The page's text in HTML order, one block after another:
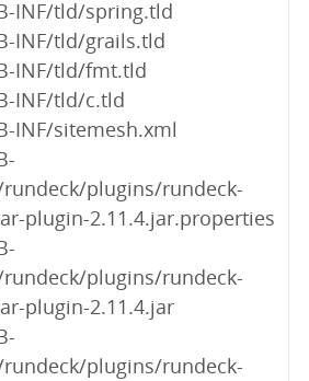
INF/tld/spring.tld
INF/tld/grails.tld
INF/tld/fmt.tld
INF/tld/c.tld
INF/sitemesh.xml
rundeck/plugins/rundeck-
plugin-2.11.4.jar.properties
rundeck/plugins/rundeck-
plugin-2.11.4.jar
rundeck/plugins/rundeck-